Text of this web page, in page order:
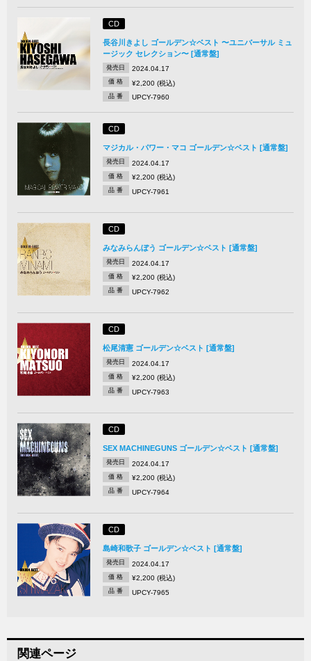
CD
長谷川きよし ゴールデン☆ベスト 〜ユニバーサル ミュ
ージック セレクション〜 [通常盤]
発売日 2024.04.17
価 格 ¥2,200 (税込)
品 番 UPCY-7960
CD
マジカル・パワー・マコ ゴールデン☆ベスト [通常盤]
発売日 2024.04.17
価 格 ¥2,200 (税込)
品 番 UPCY-7961
CD
みなみらんぼう ゴールデン☆ベスト [通常盤]
発売日 2024.04.17
価 格 ¥2,200 (税込)
品 番 UPCY-7962
CD
松尾清憲 ゴールデン☆ベスト [通常盤]
発売日 2024.04.17
価 格 ¥2,200 (税込)
品 番 UPCY-7963
CD
SEX MACHINEGUNS ゴールデン☆ベスト [通常盤]
発売日 2024.04.17
価 格 ¥2,200 (税込)
品 番 UPCY-7964
CD
島崎和歌子 ゴールデン☆ベスト [通常盤]
発売日 2024.04.17
価 格 ¥2,200 (税込)
品 番 UPCY-7965
関連ページ